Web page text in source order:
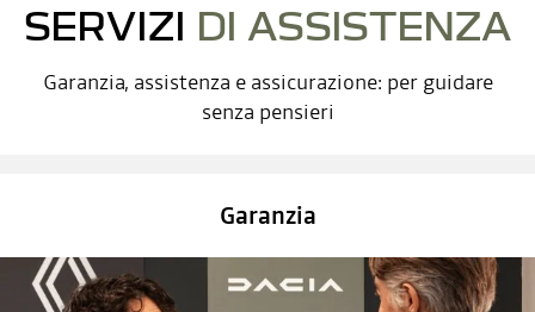
SERVIZI DI ASSISTENZA
Garanzia, assistenza e assicurazione: per guidare
senza pensieri
Garanzia